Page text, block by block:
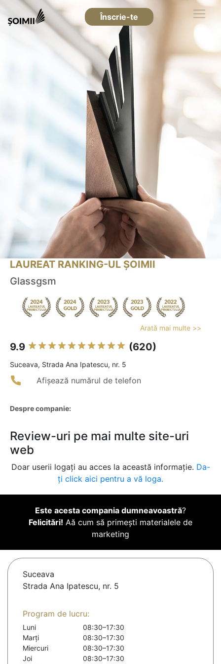
Înscrie-te
LAUREAT RANKING-UL ȘOIMII
Glassgsm
Arată mai multe >>
9.9 (620)
Suceava, Strada Ana Ipatescu, nr. 5
Afișează numărul de telefon
Despre companie:
Review-uri pe mai multe site-uri
web
Doar userii logați au acces la această informație. Da-
ți click aici pentru a vă loga.
Este acesta compania dumneavoastră?
Felicitări! Aă cum să primești materialele de
marketing
Suceava
Strada Ana Ipatescu, nr. 5
Program de lucru:
Luni
08:30–17:30
Marți
08:30–17:30
Miercuri
08:30–17:30
Joi
08:30–17:30